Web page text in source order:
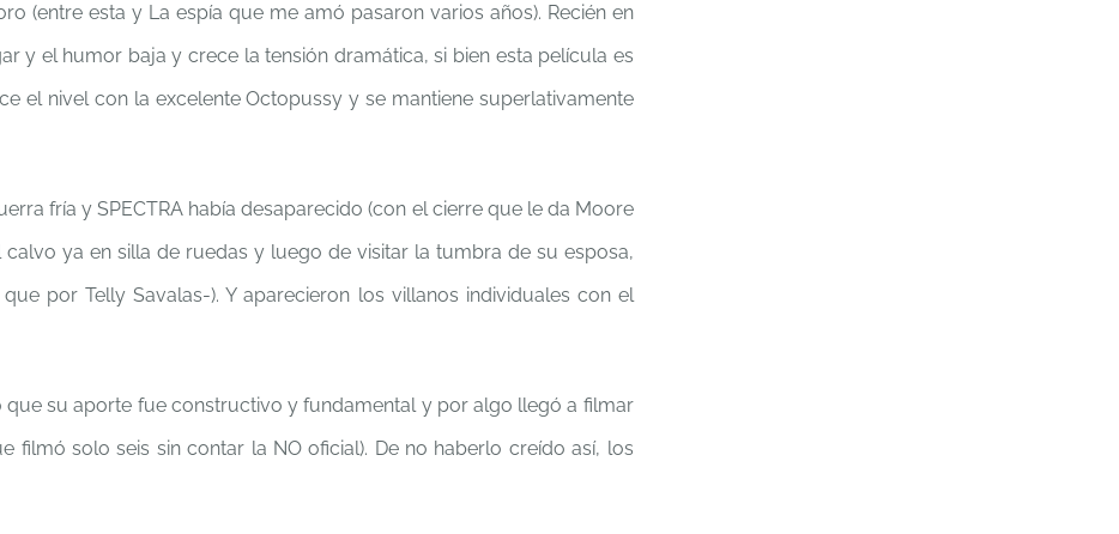
(entre esta y La espía que me amó pasaron varios años). Recién en
y el humor baja y crece la tensión dramática, si bien esta película es
el nivel con la excelente Octopussy y se mantiene superlativamente
fría y SPECTRA había desaparecido (con el cierre que le da Moore
ya en silla de ruedas y luego de visitar la tumbra de su esposa,
por Telly Savalas-). Y aparecieron los villanos individuales con el
su aporte fue constructivo y fundamental y por algo llegó a filmar
filmó solo seis sin contar la NO oficial). De no haberlo creído así, los